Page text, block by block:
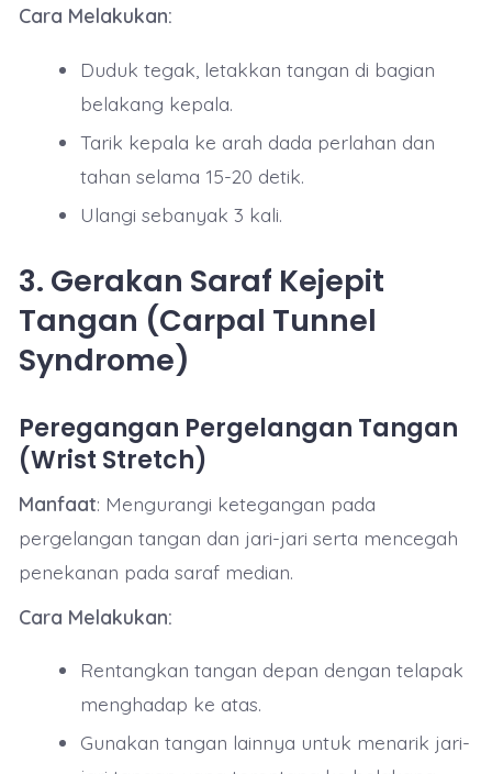
Cara Melakukan:
Duduk tegak, letakkan tangan di bagian
belakang kepala.
Tarik kepala ke arah dada perlahan dan
tahan selama 15-20 detik.
Ulangi sebanyak 3 kali.
3. Gerakan Saraf Kejepit
Tangan (Carpal Tunnel
Syndrome)
Peregangan Pergelangan Tangan
(Wrist Stretch)
Manfaat: Mengurangi ketegangan pada
pergelangan tangan dan jari-jari serta mencegah
penekanan pada saraf median.
Cara Melakukan:
Rentangkan tangan depan dengan telapak
menghadap ke atas.
Gunakan tangan lainnya untuk menarik jari-